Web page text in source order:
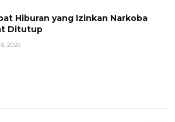
Hiburan yang Izinkan Narkoba
Ditutup
8, 2026